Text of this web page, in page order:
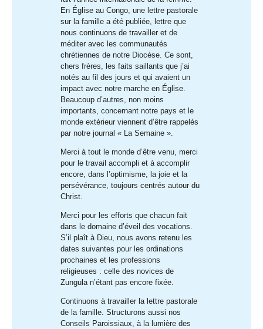
En Église au Congo, une lettre pastorale
sur la famille a été publiée, lettre que
nous continuons de travailler et de
méditer avec les communautés
chrétiennes de notre Diocèse. Ce sont,
chers frères, les faits saillants que j’ai
notés au fil des jours et qui avaient un
impact avec notre marche en Église.
Beaucoup d’autres, non moins
importants, concernant notre pays et le
monde extérieur viennent d’être rappelés
par notre journal « La Semaine ».
Merci à tout le monde d’être venu, merci
pour le travail accompli et à accomplir
encore, dans l’optimisme, la joie et la
persévérance, toujours centrés autour du
Christ.
Merci pour les efforts que chacun fait
dans le domaine d’éveil des vocations.
S’il plaît à Dieu, nous avons retenu les
dates suivantes pour les ordinations
prochaines et les professions
religieuses : celle des novices de
Zungula n’étant pas encore fixée.
Continuons à travailler la lettre pastorale
de la famille. Structurons aussi nos
Conseils Paroissiaux, à la lumière des